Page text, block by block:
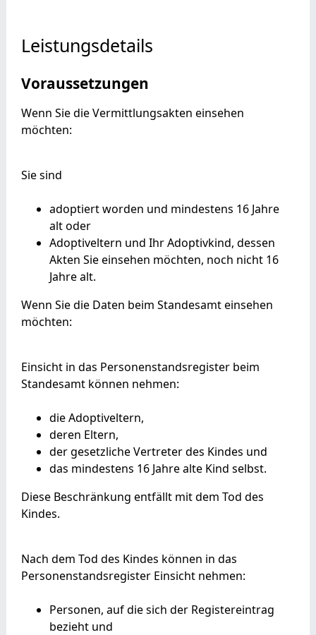
Leistungsdetails
Voraussetzungen
Wenn Sie die Vermittlungsakten einsehen
möchten:
Sie sind
adoptiert worden und mindestens 16 Jahre
alt oder
Adoptiveltern und Ihr Adoptivkind, dessen
Akten Sie einsehen möchten, noch nicht 16
Jahre alt.
Wenn Sie die Daten beim Standesamt einsehen
möchten:
Einsicht in das Personenstandsregister beim
Standesamt können nehmen:
die Adoptiveltern,
deren Eltern,
der gesetzliche Vertreter des Kindes und
das mindestens 16 Jahre alte Kind selbst.
Diese Beschränkung entfällt mit dem Tod des
Kindes.
Nach dem Tod des Kindes können in das
Personenstandsregister Einsicht nehmen:
Personen, auf die sich der Registereintrag
bezieht und